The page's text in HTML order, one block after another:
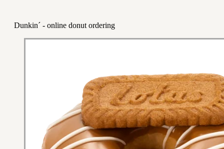
Dunkin´ - online donut ordering